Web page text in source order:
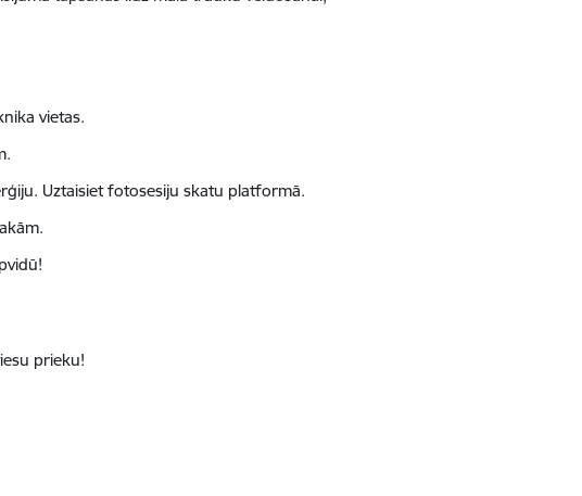
vietas.
Uztaisiet fotosesiju skatu platformā.
prieku!